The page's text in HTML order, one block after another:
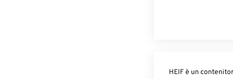
HEIF è un